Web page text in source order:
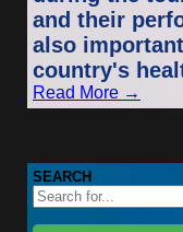
and their
also
country's
Read More →
SEARCH